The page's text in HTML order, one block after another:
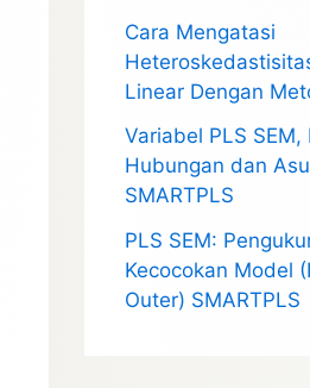
Cara Mengatasi
Linear Dengan
Variabel PLS
Hubungan dan
SMARTPLS
PLS SEM:
Kecocokan Model
Outer) SMARTPLS